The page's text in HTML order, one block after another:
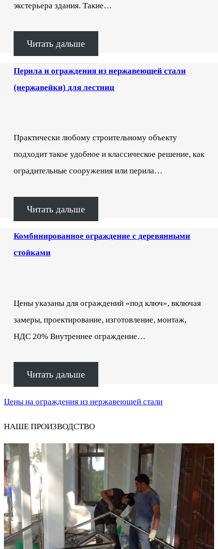
экстерьера здания. Такие…
Читать дальше
Перила и ограждения из нержавеющей стали
(нержавейки) для лестниц
Практически любому строительному объекту
подходит такое удобное и классическое решение, как
оградительные сооружения или перила…
Читать дальше
Комбинированное ограждение с деревянными
стойками
Цены указаны для ограждений «под ключ», включая
замеры, проектирование, изготовление, монтаж,
НДС 20% Внутреннее ограждение…
Читать дальше
Цены на ограждения из нержавеющей стали
НАШЕ ПРОИЗВОДСТВО